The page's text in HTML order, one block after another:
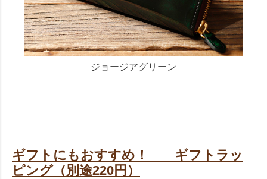
ジョージアグリーン
ギフトにもおすすめ！ ギフトラッ
ピング（別途220円）